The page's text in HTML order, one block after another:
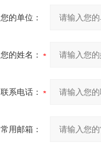
您的单位：
您的姓名：
联系电话：
常用邮箱：